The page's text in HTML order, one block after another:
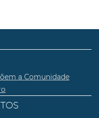
a Comunidade